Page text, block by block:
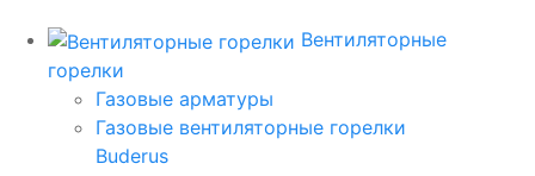
Вентиляторные
горелки
Газовые арматуры
Газовые вентиляторные горелки
Buderus